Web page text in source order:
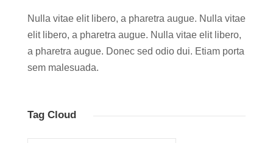
Nulla vitae elit libero, a pharetra augue. Nulla vitae
elit libero, a pharetra augue. Nulla vitae elit libero,
a pharetra augue. Donec sed odio dui. Etiam porta
sem malesuada.
Tag Cloud